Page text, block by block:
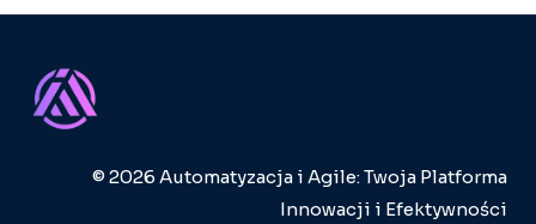
© 2026 Automatyzacja i Agile: Twoja Platforma
Innowacji i Efektywności